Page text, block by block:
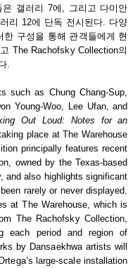
갤러리 7에, 그리고 다미안
리 12에 단독 전시된다. 다양
구성을 통해 관객들에게 현
The Rachofsky Collection의
.
such as Chung Chang-Sup,
Young-Woo, Lee Ufan, and
Out Loud: Notes for an
place at The Warehouse
principally features recent
owned by the Texas-based
and also highlights significant
rarely or never displayed.
at The Warehouse, which is
The Rachofsky Collection,
each period and region of
by Dansaekhwa artists will
large-scale installation